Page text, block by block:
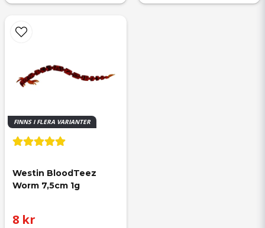
FINNS I FLERA VARIANTER
Westin BloodTeez
Worm 7,5cm 1g
8 kr